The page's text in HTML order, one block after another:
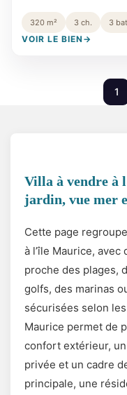
320 m² 3 ch. 3
VOIR LE BIEN →
1
Villa à vendre à
jardin, vue mer
Cette page
à l’île Maurice,
proche des plages,
golfs, des marinas
sécurisées selon
Maurice permet de
confort extérieur,
privée et un cadre
principale, une